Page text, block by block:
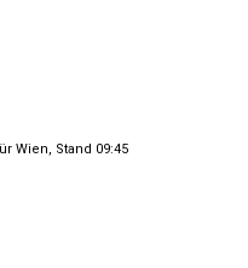
Wien, Stand 09:45